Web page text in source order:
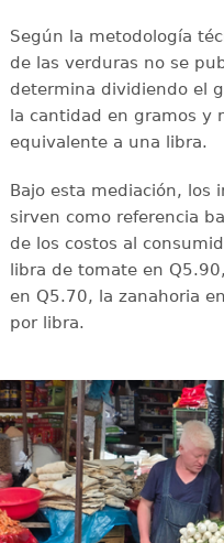
Según la metodología
de las verduras no se
determina dividiendo el
la cantidad en gramos y
equivalente a una libra.
Bajo esta mediación, los
sirven como referencia
de los costos al
libra de tomate en
en Q5.70, la zanahoria
por libra.